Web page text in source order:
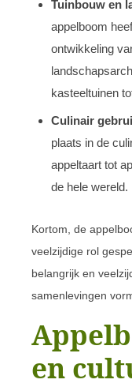
Tuinbouw en
appelboom
ontwikkeling
kasteeltuinen
Culinair
plaats in de
appeltaart tot
de hele wereld.
Kortom, de
veelzijdige rol
belangrijk en
samenlevingen
en